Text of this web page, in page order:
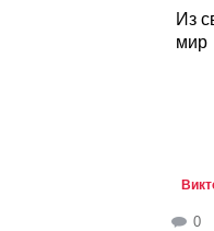
Из
мир
0